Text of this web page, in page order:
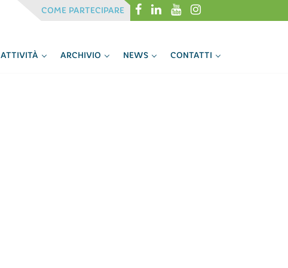
Menu
COME PARTECIPARE Menu
ATTIVITÀ ARCHIVIO NEWS CONTATTI